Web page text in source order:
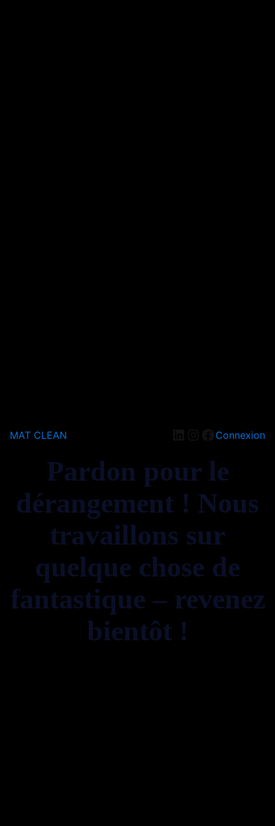
MAT CLEAN LinkedIn
Instagram
Facebook
Connexion
Pardon pour le
dérangement ! Nous
travaillons sur
quelque chose de
fantastique – revenez
bientôt !